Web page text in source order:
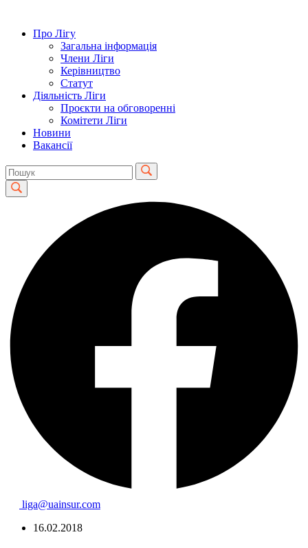
Про Лігу
Загальна інформація
Члени Ліги
Керівництво
Статут
Діяльність Ліги
Проєкти на обговоренні
Комітети Ліги
Новини
Вакансії
liga@uainsur.com
16.02.2018